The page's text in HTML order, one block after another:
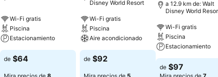
Wi-Fi gratis
Piscina
Estacionamiento
de $64
Disney World Resort
Wi-Fi gratis
Piscina
Aire acondicionado
de $92
a 12.9 km de: Walt
Disney World
Wi-Fi gratis
Piscina
Estacionamiento
de $97